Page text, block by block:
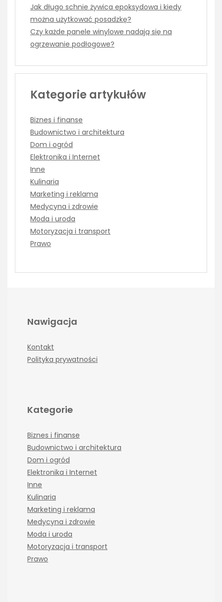
Jak długo schnie żywica epoksydowa i kiedy
można użytkować posadzkę?
Czy każde panele winylowe nadają się na
ogrzewanie podłogowe?
Kategorie artykułów
Biznes i finanse
Budownictwo i architektura
Dom i ogród
Elektronika i Internet
Inne
Kulinaria
Marketing i reklama
Medycyna i zdrowie
Moda i uroda
Motoryzacja i transport
Prawo
Nawigacja
Kontakt
Polityka prywatności
Kategorie
Biznes i finanse
Budownictwo i architektura
Dom i ogród
Elektronika i Internet
Inne
Kulinaria
Marketing i reklama
Medycyna i zdrowie
Moda i uroda
Motoryzacja i transport
Prawo